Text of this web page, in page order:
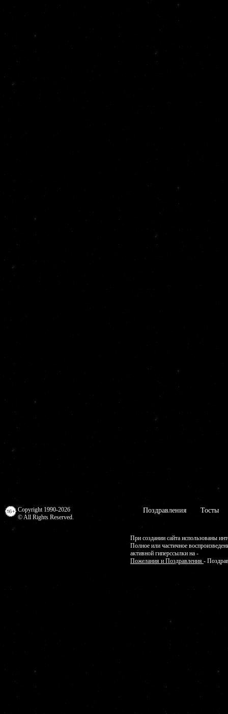
Copyright 1990-2026
© All Rights Reserved.
Поздравления Тосты
При создании сайта использованы
Полное или частичное
активной гиперссылки на -
Пожелания и Поздравления -